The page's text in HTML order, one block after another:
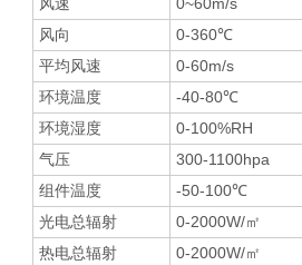
风向
0-360℃
平均风速
0-60m/s
环境温度
-40-80℃
环境湿度
0-100%RH
气压
300-1100hpa
组件温度
-50-100℃
光电总辐射
0-2000W/㎡
热电总辐射
0-2000W/㎡